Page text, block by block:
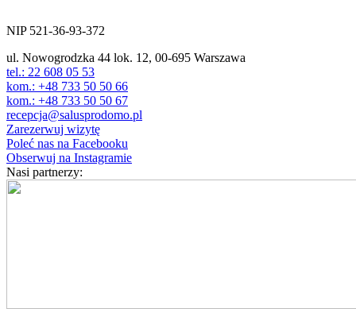
NIP 521-36-93-372
ul. Nowogrodzka 44 lok. 12, 00-695 Warszawa
tel.: 22 608 05 53
kom.: +48 733 50 50 66
kom.: +48 733 50 50 67
recepcja@salusprodomo.pl
Zarezerwuj wizytę
Poleć nas na Facebooku
Obserwuj na Instagramie
Nasi partnerzy: